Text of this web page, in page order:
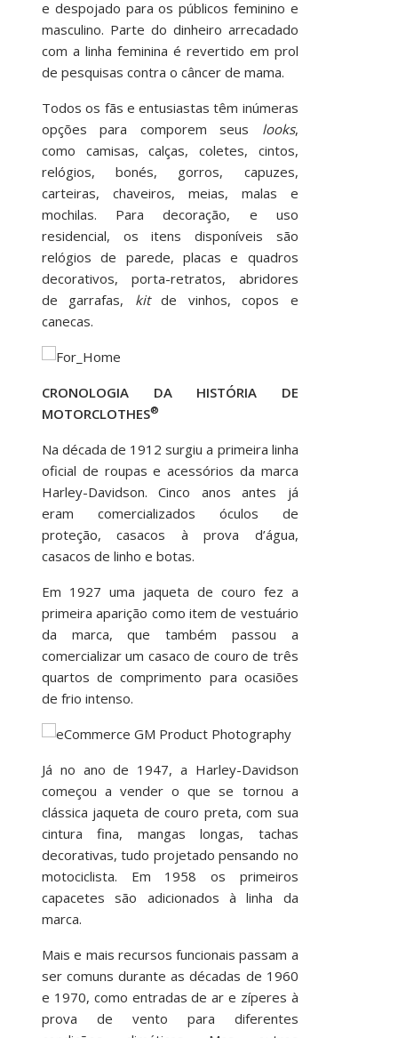
e despojado para os públicos feminino e
masculino. Parte do dinheiro arrecadado
com a linha feminina é revertido em prol
de pesquisas contra o câncer de mama.
Todos os fãs e entusiastas têm inúmeras
opções para comporem seus looks,
como camisas, calças, coletes, cintos,
relógios, bonés, gorros, capuzes,
carteiras, chaveiros, meias, malas e
mochilas. Para decoração, e uso
residencial, os itens disponíveis são
relógios de parede, placas e quadros
decorativos, porta-retratos, abridores
de garrafas, kitde vinhos, copos e
canecas.
CRONOLOGIA DA HISTÓRIA DE
MOTORCLOTHES®
Na década de 1912 surgiu a primeira linha
oficial de roupas e acessórios da marca
Harley-Davidson. Cinco anos antes já
eram comercializados óculos de
proteção, casacos à prova d’água,
casacos de linho e botas.
Em 1927 uma jaqueta de couro fez a
primeira aparição como item de vestuário
da marca, que também passou a
comercializar um casaco de couro de três
quartos de comprimento para ocasiões
de frio intenso.
Já no ano de 1947, a Harley-Davidson
começou a vender o que se tornou a
clássica jaqueta de couro preta, com sua
cintura fina, mangas longas, tachas
decorativas, tudo projetado pensando no
motociclista. Em 1958 os primeiros
capacetes são adicionados à linha da
marca.
Mais e mais recursos funcionais passam a
ser comuns durante as décadas de 1960
e 1970, como entradas de ar e zíperes à
prova de vento para diferentes